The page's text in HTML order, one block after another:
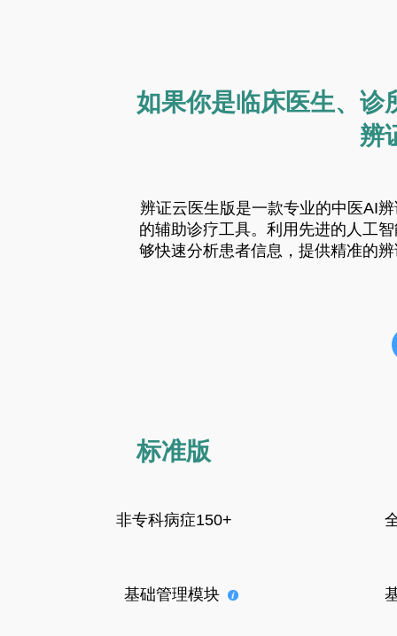
如果你是临床医生、诊
辨
辨证云医生版是一款专业的中医AI
的辅助诊疗工具。利用先进的人工
够快速分析患者信息，提供精准的
标准版
非专科病症150+
基础管理模块